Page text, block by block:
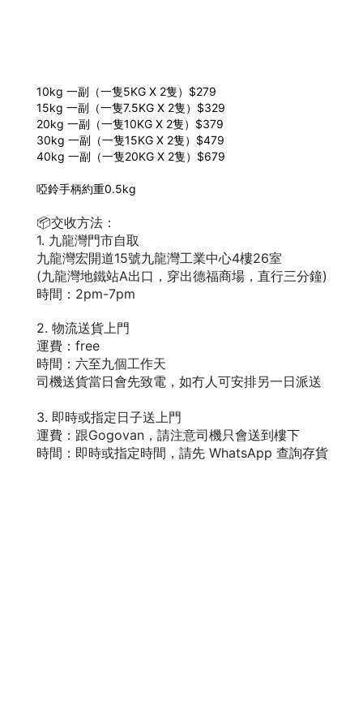
10kg 一副（一隻5KG X 2隻）$279
15kg 一副（一隻7.5KG X 2隻）$329
20kg 一副（一隻10KG X 2隻）$379
30kg 一副（一隻15KG X 2隻）$479
40kg 一副（一隻20KG X 2隻）$679
啞鈴手柄約重0.5kg
📦交收方法：
1. 九龍灣門市自取
九龍灣宏開道15號九龍灣工業中心4樓26室
(九龍灣地鐵站A出口，穿出德福商場，直行三分鐘)
時間：2pm-7pm
2. 物流送貨上門
運費：free
時間：六至九個工作天
司機送貨當日會先致電，如冇人可安排另一日派送
3. 即時或指定日子送上門
運費：跟Gogovan，請注意司機只會送到樓下
時間：即時或指定時間，請先 WhatsApp 查詢存貨